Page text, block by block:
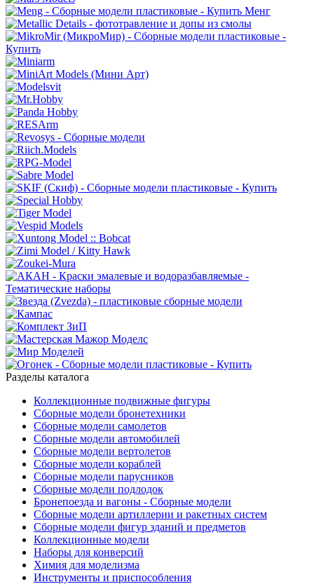
Разделы каталога
Коллекционные подвижные фигуры
Сборные модели бронетехники
Сборные модели самолетов
Сборные модели автомобилей
Сборные модели вертолетов
Сборные модели кораблей
Сборные модели парусников
Сборные модели подлодок
Бронепоезда и вагоны - Сборные модели
Сборные модели артиллерии и ракетных систем
Сборные модели фигур зданий и предметов
Коллекционные модели
Наборы для конверсий
Химия для моделизма
Инструменты и приспособления